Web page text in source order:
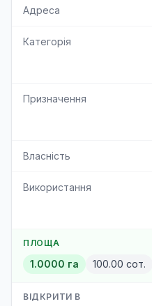
Адреса
Категорія
Призначення
Власність
Використання
ПЛОЩА
1.0000 га 100.00 сот.
ВІДКРИТИ В